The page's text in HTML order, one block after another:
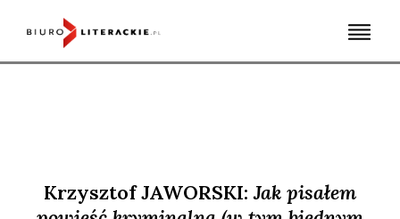
Krzysztof JAWORSKI:Jak pisałem